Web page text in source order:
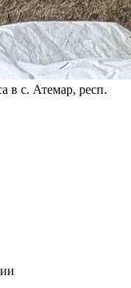
в с. Атемар, респ.